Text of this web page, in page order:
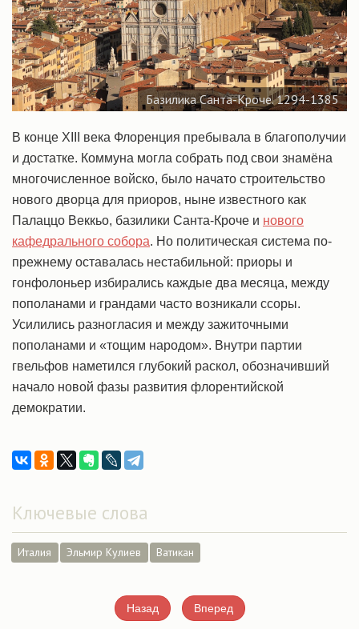
Базилика Санта-Кроче. 1294-1385
В конце XIII века Флоренция пребывала в благополучии
и достатке. Коммуна могла собрать под свои знамёна
многочисленное войско, было начато строительство
нового дворца для приоров, ныне известного как
Палаццо Веккьо, базилики Санта-Кроче и нового
кафедрального собора. Но политическая система по-
прежнему оставалась нестабильной: приоры и
гонфолоньер избирались каждые два месяца, между
пополанами и грандами часто возникали ссоры.
Усилились разногласия и между зажиточными
пополанами и «тощим народом». Внутри партии
гвельфов наметился глубокий раскол, обозначивший
начало новой фазы развития флорентийской
демократии.
Ключевые слова
Италия Эльмир Кулиев Ватикан
Назад Вперед